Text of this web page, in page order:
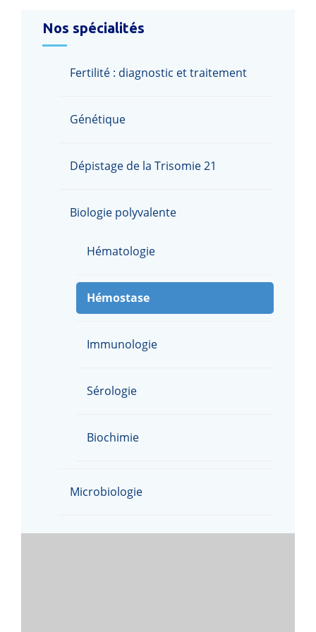
Nos spécialités
Fertilité : diagnostic et traitement
Génétique
Dépistage de la Trisomie 21
Biologie polyvalente
Hématologie
Hémostase
Immunologie
Sérologie
Biochimie
Microbiologie